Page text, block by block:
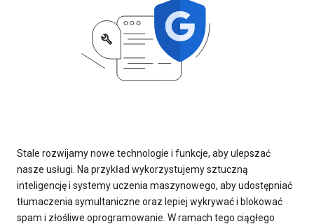
Stale rozwijamy nowe technologie i funkcje, aby ulepszać
nasze usługi. Na przykład wykorzystujemy sztuczną
inteligencję i systemy uczenia maszynowego, aby udostępniać
tłumaczenia symultaniczne oraz lepiej wykrywać i blokować
spam i złośliwe oprogramowanie. W ramach tego ciągłego